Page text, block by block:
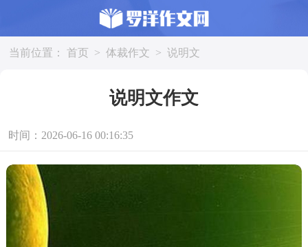
当前位置： 首页 > 体裁作文 > 说明文
说明文作文
时间：2026-06-16 00:16:35